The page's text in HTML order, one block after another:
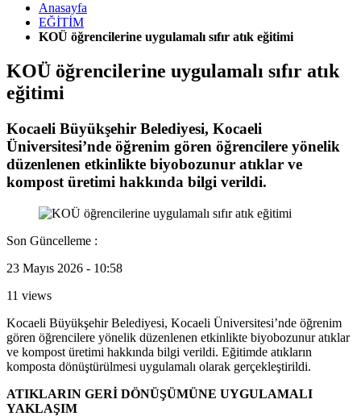
Anasayfa
EĞİTİM
KOÜ öğrencilerine uygulamalı sıfır atık eğitimi
KOÜ öğrencilerine uygulamalı sıfır atık
eğitimi
Kocaeli Büyükşehir Belediyesi, Kocaeli
Üniversitesi’nde öğrenim gören öğrencilere yönelik
düzenlenen etkinlikte biyobozunur atıklar ve
kompost üretimi hakkında bilgi verildi.
Son Güncelleme :
23 Mayıs 2026 - 10:58
11 views
Kocaeli Büyükşehir Belediyesi, Kocaeli Üniversitesi’nde öğrenim
gören öğrencilere yönelik düzenlenen etkinlikte biyobozunur atıklar
ve kompost üretimi hakkında bilgi verildi. Eğitimde atıkların
komposta dönüştürülmesi uygulamalı olarak gerçekleştirildi.
ATIKLARIN GERİ DÖNÜŞÜMÜNE UYGULAMALI
YAKLAŞIM